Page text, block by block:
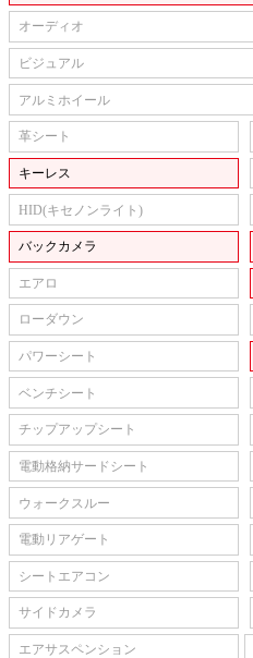
オーディオ
ビジュアル
アルミホイール
革シート
キーレス
HID(キセノンライト)
バックカメラ
エアロ
ローダウン
パワーシート
ベンチシート
チップアップシート
電動格納サードシート
ウォークスルー
電動リアゲート
シートエアコン
サイドカメラ
エアサスペンション